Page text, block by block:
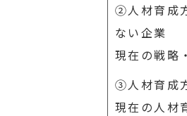
②人材育成
ない企業
現在の戦略
③人材育成
現在の人材